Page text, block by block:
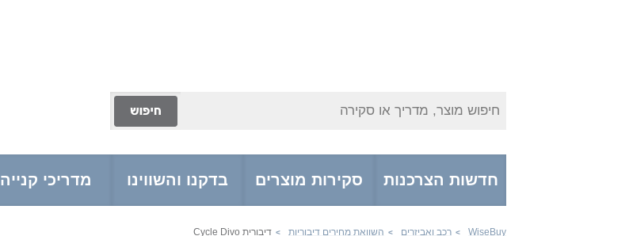
חיפוש מוצר, מדריך או סקירה
חדשות הצרכנות סקירות מוצרים בדקנו והשווינו מדריכי קנייה
WiseBuy
> רכב ואביזרים > השוואת מחירים דיבוריות > דיבורית Cycle Divo